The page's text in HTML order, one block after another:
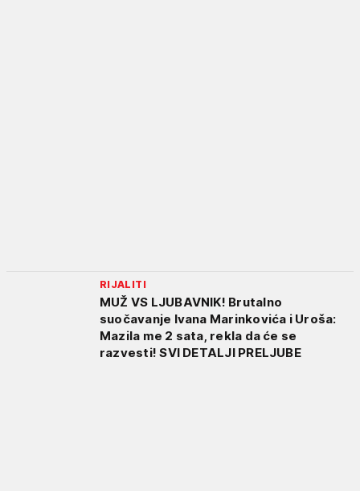
RIJALITI
MUŽ VS LJUBAVNIK! Brutalno
suočavanje Ivana Marinkovića i Uroša:
Mazila me 2 sata, rekla da će se
razvesti! SVI DETALJI PRELJUBE